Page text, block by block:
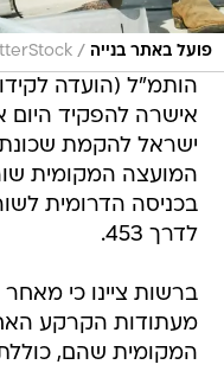
פועל באתר בנייה /
הותמ"ל (הועדה
אישרה להפקיד
ישראל להקמת
המועצה המקומית
לדרך 453.
ברשות ציינו כי
מעתודות הקרקע
המקומית שהם,